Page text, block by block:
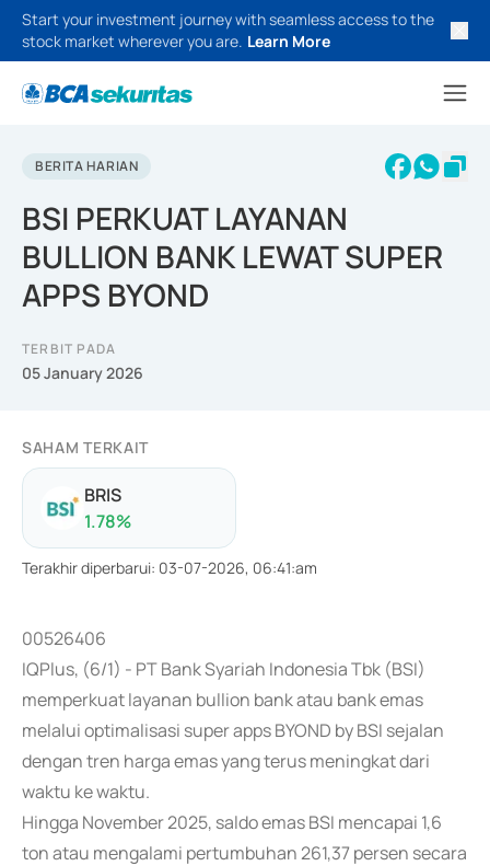
Start your investment journey with seamless access to the
stock market wherever you are. Learn More
BERITA HARIAN
BSI PERKUAT LAYANAN
BULLION BANK LEWAT SUPER
APPS BYOND
TERBIT PADA
05 January 2026
SAHAM TERKAIT
BRIS
1.78%
Terakhir diperbarui: 03-07-2026, 06:41:am
00526406
IQPlus, (6/1) - PT Bank Syariah Indonesia Tbk (BSI)
memperkuat layanan bullion bank atau bank emas
melalui optimalisasi super apps BYOND by BSI sejalan
dengan tren harga emas yang terus meningkat dari
waktu ke waktu.
Hingga November 2025, saldo emas BSI mencapai 1,6
ton atau mengalami pertumbuhan 261,37 persen secara